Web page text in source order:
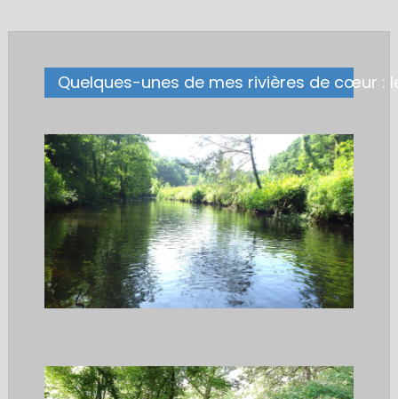
Quelques-unes de mes rivières de cœur : le